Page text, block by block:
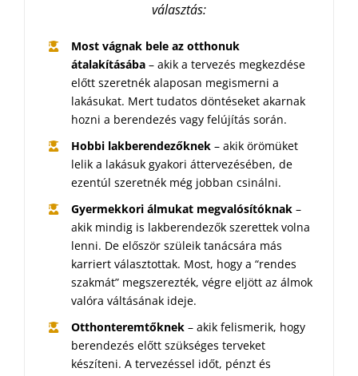
választás:
Most vágnak bele az otthonuk
átalakításába – akik a tervezés megkezdése
előtt szeretnék alaposan megismerni a
lakásukat. Mert tudatos döntéseket akarnak
hozni a berendezés vagy felújítás során.
Hobbi lakberendezőknek– akik örömüket
lelik a lakásuk gyakori áttervezésében, de
ezentúl szeretnék még jobban csinálni.
Gyermekkori álmukat megvalósítóknak–
akik mindig is lakberendezők szerettek volna
lenni. De először szüleik tanácsára más
karriert választottak. Most, hogy a “rendes
szakmát” megszerezték, végre eljött az álmok
valóra váltásának ideje.
Otthonteremtőknek– akik felismerik, hogy
berendezés előtt szükséges terveket
készíteni. A tervezéssel időt, pénzt és